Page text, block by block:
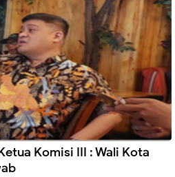
Komisi III : Wali Kota